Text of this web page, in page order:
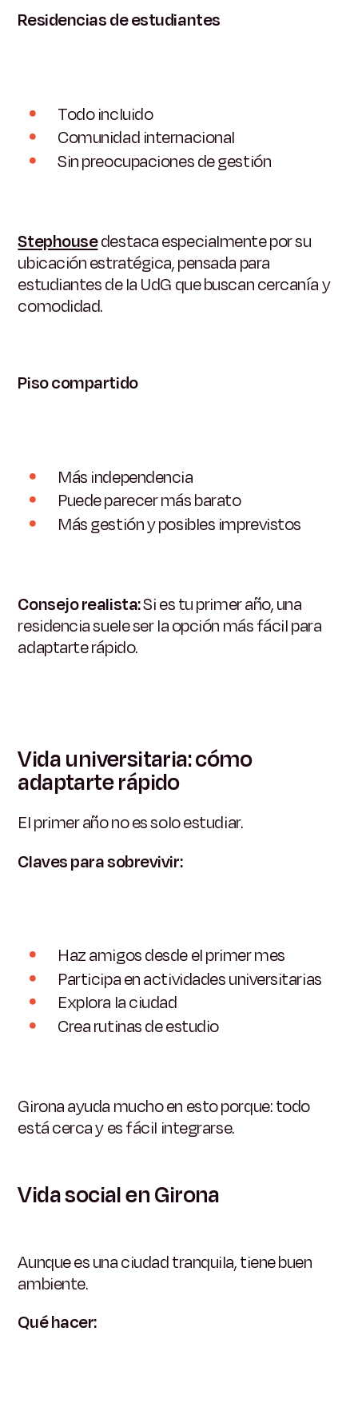
Residencias de estudiantes
Todo incluido
Comunidad internacional
Sin preocupaciones de gestión
Stephousedestaca especialmente por su
ubicación estratégica, pensada para
estudiantes de la UdG que buscan cercanía y
comodidad.
Piso compartido
Más independencia
Puede parecer más barato
Más gestión y posibles imprevistos
Consejo realista:Si es tu primer año, una
residencia suele ser la opción más fácil para
adaptarte rápido.
Vida universitaria: cómo
adaptarte rápido
El primer año no es solo estudiar.
Claves para sobrevivir:
Haz amigos desde el primer mes
Participa en actividades universitarias
Explora la ciudad
Crea rutinas de estudio
Girona ayuda mucho en esto porque:todo
está cerca y es fácil integrarse.
Vida social en Girona
Aunque es una ciudad tranquila, tiene buen
ambiente.
Qué hacer: